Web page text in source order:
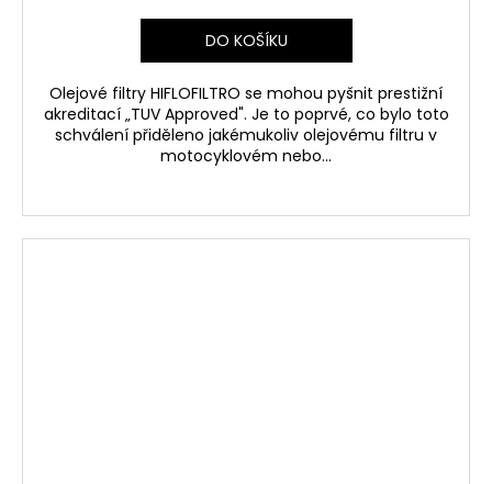
DO KOŠÍKU
Olejové filtry HIFLOFILTRO se mohou pyšnit prestižní
akreditací „TUV Approved". Je to poprvé, co bylo toto
schválení přiděleno jakémukoliv olejovému filtru v
motocyklovém nebo...